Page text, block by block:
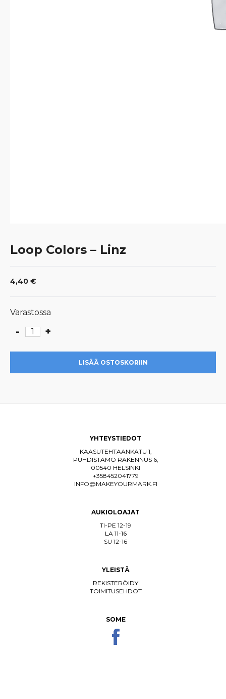
Loop Colors – Linz
4,40 €
Varastossa
-
Loop
-
määrä
+
LISÄÄ OSTOSKORIIN
YHTEYSTIEDOT
KAASUTEHTAANKATU 1,
PUHDISTAMO RAKENNUS 6,
00540 HELSINKI
+358452041779
INFO@MAKEYOURMARK.FI
AUKIOLOAJAT
TI-PE 12-19
LA 11-16
SU 12-16
YLEISTÄ
REKISTERÖIDY
TOIMITUSEHDOT
SOME